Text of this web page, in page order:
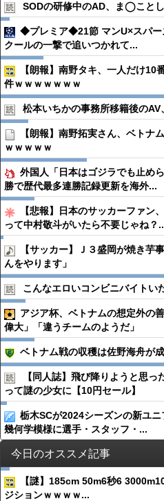
SODの研修中のAD、ま◯こと
◆プレミア◆21節 マンU×スパー
クールの一撃で追いつかれて...
【朗報】南野タキ、一人だけ10
件ｗｗｗｗｗｗｗ
松本いちかの事務所移籍後のAV
【朗報】南野拓実さん、ベトナ
ｗｗｗｗｗ
外国人「日本はゴジラでも止め
勝で歴代最多連勝記録更新を海外...
【悲報】日本のサッカーファ
って中村敬斗がいたら不要じゃね？
【サッカー】Ｊ３盛岡が焼き
んをやります」
こんなエロいコンビニバイトい
アジア杯、ベトナムの想定外の
偉大」「違うチームのようだ」
ベトナム戦の収穫は佐野海舟が
【同人誌】飛び降りようと思っ
って謎の少女に【10円セール】
栃木SCが2024シーズンの新ユ
幾何学模様に選手・スタッフ・...
今日のオススメ記事
【謎】185cm 50m6秒6
ジションｗｗｗｗ...